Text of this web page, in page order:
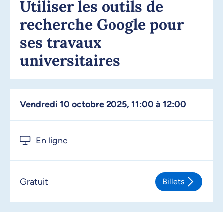
Utiliser les outils de
recherche Google pour
ses travaux
universitaires
vendredi 10 octobre 2025, 11:00 à 12:00
En ligne
Gratuit Billets